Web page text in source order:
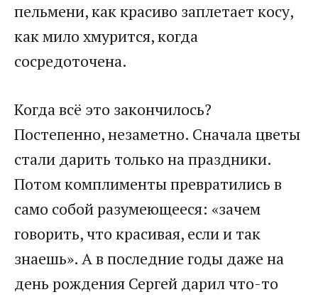
пельмени, как красиво заплетает косу,
как мило хмурится, когда
сосредоточена.
Когда всё это закончилось?
Постепенно, незаметно. Сначала цветы
стали дарить только на праздники.
Потом комплименты превратились в
само собой разумеющееся: «зачем
говорить, что красивая, если и так
знаешь». А в последние годы даже на
день рождения Сергей дарил что-то